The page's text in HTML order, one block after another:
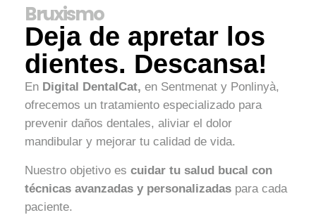
Bruxismo
Deja de apretar los
dientes. Descansa!
En Digital DentalCat, en Sentmenat y Ponlinyà,
ofrecemos un tratamiento especializado para
prevenir daños dentales, aliviar el dolor
mandibular y mejorar tu calidad de vida.
Nuestro objetivo es cuidar tu salud bucal con
técnicas avanzadas y personalizadas para cada
paciente.